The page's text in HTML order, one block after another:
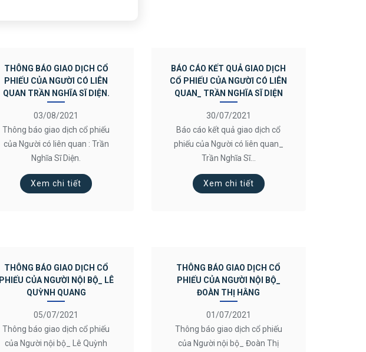
THÔNG BÁO GIAO DỊCH CỔ
PHIẾU CỦA NGƯỜI CÓ LIÊN
QUAN TRẦN NGHĨA SĨ DIỆN.
03/08/2021
Thông báo giao dịch cổ phiếu
của Người có liên quan : Trần
Nghĩa Sĩ Diện.
Xem chi tiết
BÁO CÁO KẾT QUẢ GIAO DỊCH
CỔ PHIẾU CỦA NGƯỜI CÓ LIÊN
QUAN_ TRẦN NGHĨA SĨ DIỆN
30/07/2021
Báo cáo kết quả giao dịch cổ
phiếu của Người có liên quan_
Trần Nghĩa Sĩ...
Xem chi tiết
THÔNG BÁO GIAO DỊCH CỔ
PHIẾU CỦA NGƯỜI NỘI BỘ_ LÊ
QUỲNH QUANG
05/07/2021
Thông báo giao dịch cổ phiếu
của Người nội bộ_ Lê Quỳnh
THÔNG BÁO GIAO DỊCH CỔ
PHIẾU CỦA NGƯỜI NỘI BỘ_
ĐOÀN THỊ HẰNG
01/07/2021
Thông báo giao dịch cổ phiếu
của Người nội bộ_ Đoàn Thị